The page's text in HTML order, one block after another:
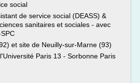
social
de service social (DEASS) &
sanitaires et sociales - avec
et site de Neuilly-sur-Marne (93)
Paris 13 - Sorbonne Paris